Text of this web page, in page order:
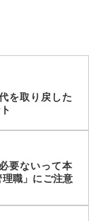
、申請•認定に相
働基準監督署が
め、未払い賃金
ないという実情
明しているのであ
どの方法に切り
（とろうとされて
われます）。 一
直接相談されて
を取り戻した
要ないって本
職」にご注意